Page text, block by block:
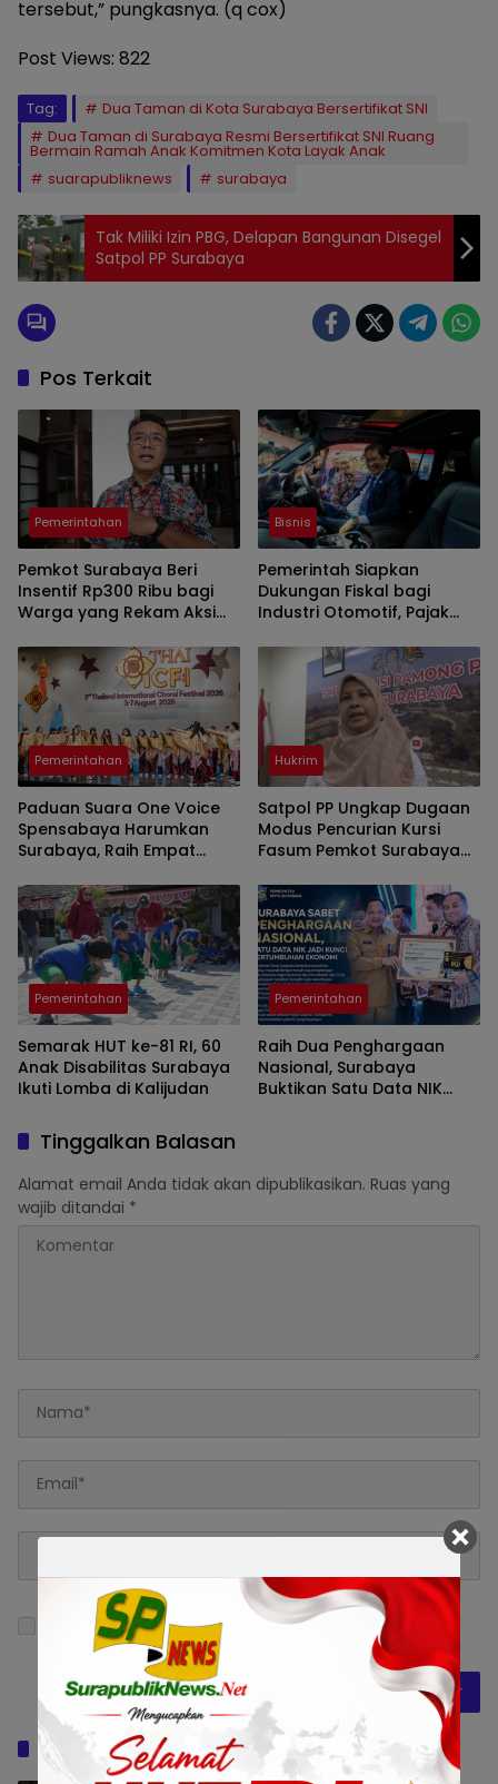
tersebut,” pungkasnya. (q cox)
Post Views: 822
Tag:
Dua Taman di Kota Surabaya Bersertifikat SNI
Dua Taman di Surabaya Resmi Bersertifikat SNI Ruang
Bermain Ramah Anak Komitmen Kota Layak Anak
suarapubliknews
surabaya
Tak Miliki Izin PBG, Delapan Bangunan Disegel
Satpol PP Surabaya
Pos Terkait
Pemerintahan
Pemkot Surabaya Beri
Insentif Rp300 Ribu bagi
Warga yang Rekam Aksi
Bisnis
Pemerintah Siapkan
Dukungan Fiskal bagi
Industri Otomotif, Pajak
Perlindungan Leasing Jadi
Sorotan
Pemerintahan
Paduan Suara One Voice
Spensabaya Harumkan
Surabaya, Raih Empat
Hukrim
Satpol PP Ungkap Dugaan
Modus Pencurian Kursi
Fasum Pemkot Surabaya
Pemerintahan
Semarak HUT ke-81 RI, 60
Anak Disabilitas Surabaya
Ikuti Lomba di Kalijudan
Pemerintahan
Raih Dua Penghargaan
Nasional, Surabaya
Buktikan Satu Data NIK
Tinggalkan Balasan
Alamat email Anda tidak akan dipublikasikan. Ruas yang
wajib ditandai *
Simpan nama, email, dan situs web saya pada
peramban ini untuk komentar saya berikutnya.
Baca Juga